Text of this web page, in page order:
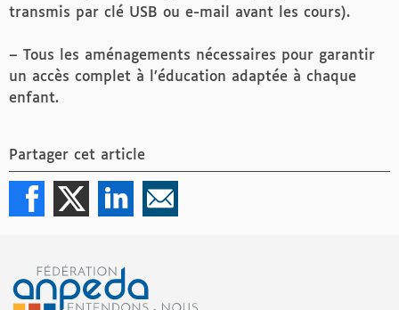
transmis par clé USB ou e-mail avant les cours).
– Tous les aménagements nécessaires pour garantir
un accès complet à l’éducation adaptée à chaque
enfant.
Partager cet article